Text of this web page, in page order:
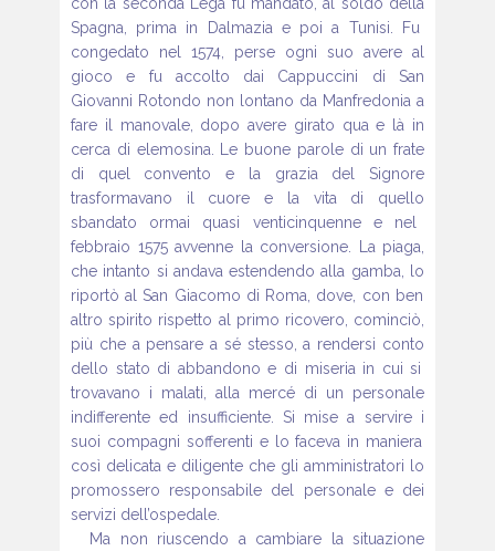
Spagna, prima in Dalmazia e poi a Tunisi. Fu
congedato nel 1574, perse ogni suo avere al
gioco e fu accolto dai Cappuccini di San
Giovanni Rotondo non lontano da Manfredonia a
fare il manovale, dopo avere girato qua e là in
cerca di elemosina. Le buone parole di un frate
di quel convento e la grazia del Signore
trasformavano il cuore e la vita di quello
sbandato ormai quasi venticinquenne e nel
febbraio 1575 avvenne la conversione. La piaga,
che intanto si andava estendendo alla gamba, lo
riportò al San Giacomo di Roma, dove, con ben
altro spirito rispetto al
primo ricovero, cominciò,
più che a pensare a sé stesso, a rendersi conto
dello stato di abbandono e di miseria in cui si
trovavano i malati, alla mercé di un personale
indifferente ed insufficiente. Si mise a servire i
suoi compagni sofferenti e lo faceva in maniera
così delicata e diligente che gli amministratori lo
promossero responsabile del personale e dei
servizi dell’ospedale.
Ma non riuscendo a cambiare la situazione